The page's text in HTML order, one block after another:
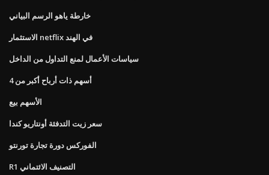
خارطة ياهو الرسم البياني
الاستثمار netflix في الهند
سياسات الأعمال لمنع التداول من الداخل
أسهم ذات أرباح أكبر من 4
الأسهم بيع
سعر زيت التدفئة أونتاريو كندا
الفوركس دورة تجارة تورنتو
R1 التصنيف الائتماني